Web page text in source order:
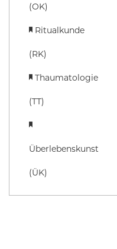
(OK)
Ritualkunde
(RK)
Thaumatologie
(TT)
Überlebenskunst
(ÜK)